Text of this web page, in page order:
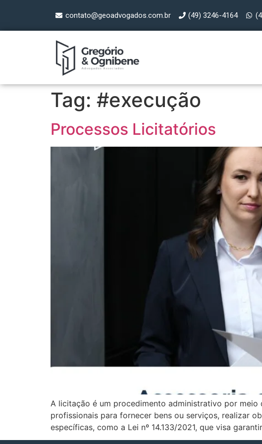
contato@geoadvogados.com.br (49) 3246-4164
Tag: #execução
Processos Licitatórios
A licitação é um procedimento administrativo por
profissionais para fornecer bens ou serviços, realizar
específicas, como a Lei nº 14.133/2021, que visa